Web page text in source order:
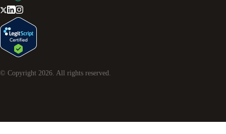
© Copyright 2026. All rights reserved.